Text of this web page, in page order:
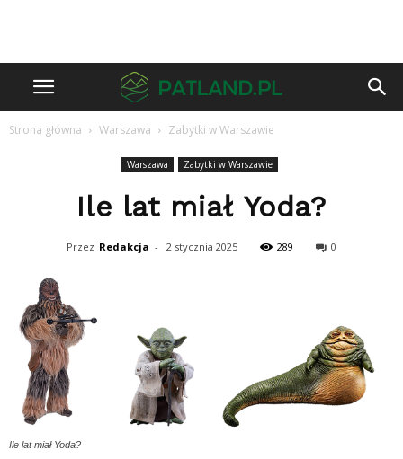
Strona główna Warszawa Zabytki w Warszawie
Warszawa Zabytki w Warszawie
Ile lat miał Yoda?
Przez Redakcja - 2 stycznia 2025 289 0
Ile lat miał Yoda?